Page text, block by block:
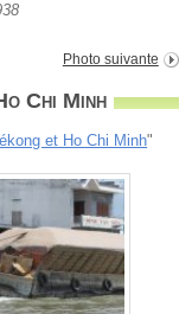
Photo suivante
Chi Minh
et Ho Chi Minh"